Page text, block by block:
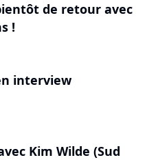
de retour avec
!
interview
Kim Wilde (Sud